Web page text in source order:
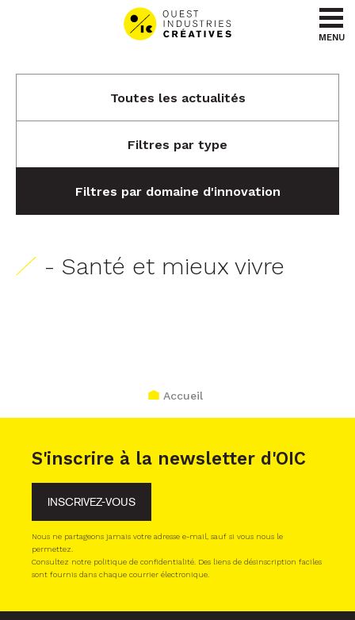
Aller au menu
Aller au contenu
MENU
Toutes les actualités
Filtres par type
Filtres par domaine d'innovation
- Santé et mieux vivre
Accueil
S'inscrire à la newsletter d'OIC
INSCRIVEZ-VOUS
Nous ne partageons jamais votre adresse e-mail, sauf si vous nous le
permettez.
Consultez notre politique de confidentialité. Des liens de désinscription faciles
sont fournis dans chaque courrier électronique.